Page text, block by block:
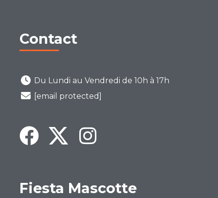
Contact
Du Lundi au Vendredi de 10h à 17h
[email protected]
Fiesta Mascotte